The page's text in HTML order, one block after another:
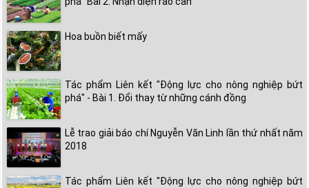
Hoa buồn biết mấy
Tác phẩm Liên kết "Động lực cho nông nghiệp bứt
phá" - Bài 1. Đổi thay từ những cánh đồng
Lễ trao giải báo chí Nguyễn Văn Linh lần thứ nhất năm
2018
Tác phẩm Liên kết "Động lực cho nông nghiệp bứt